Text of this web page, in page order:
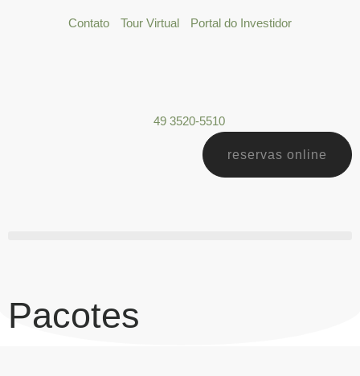
Contato Tour Virtual Portal do Investidor
49 3520-5510
reservas online
Pacotes